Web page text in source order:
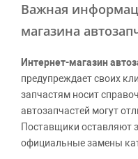
Важная
магазина
Интернет-магазин
предупреждает своих
запчастям носит
автозапчастей могут
Поставщики оставляют
официальные замены